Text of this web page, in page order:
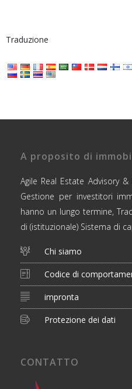
Traduzione
A proposito di
Agile Real Estate Advisory
Gestione per investitori
hanno un lungo termine,
di (istituzionale) Sistema di
Chi siamo
Codice di
impronta
Protezione dei dati
CONTATTO